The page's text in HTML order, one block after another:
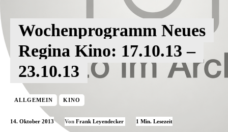
Wochenprogramm Neues
Regina Kino: 17.10.13 –
23.10.13
ALLGEMEIN KINO
14. Oktober 2013 Von Frank Leyendecker 1 Min. Lesezeit